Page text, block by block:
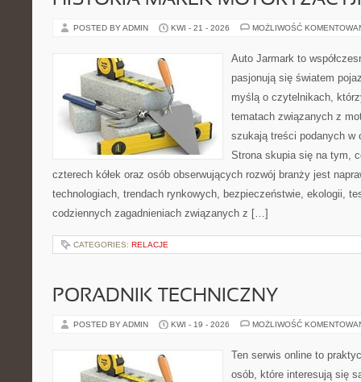
POSTED BY ADMIN KWI - 21 - 2026 MOŻLIWOŚĆ
Auto Jarmark to
pasjonują się światem
myślą o czytelnikach,
tematach związanych z
szukają treści podanych
Strona skupia się na tym,
czterech kółek oraz osób obserwujących rozwój branży jest
technologiach, trendach rynkowych, bezpieczeństwie, ekologii,
codziennych zagadnieniach związanych z […]
CATEGORIES: RELACJE
PORADNIK TECHNICZNY
POSTED BY ADMIN KWI - 19 - 2026 MOŻLIWOŚĆ
Ten serwis online to
osób, które interesują się